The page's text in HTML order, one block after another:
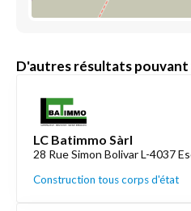
D'autres résultats pouvant
LC Batimmo Sàrl
28 Rue Simon Bolivar L-4037
Construction tous corps d'état